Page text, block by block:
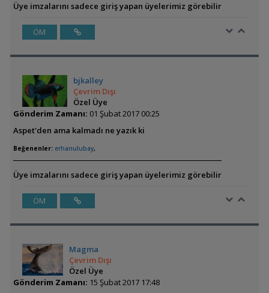
Üye imzalarını sadece giriş yapan üyelerimiz görebilir
ÖM
bjkalley
Çevrim Dışı
Özel Üye
Gönderim Zamanı: 01 Şubat 2017 00:25
Aspet'den ama kalmadı ne yazık ki
Beğenenler: erhanulubay,
Üye imzalarını sadece giriş yapan üyelerimiz görebilir
ÖM
Magma
Çevrim Dışı
Özel Üye
Gönderim Zamanı: 15 Şubat 2017 17:48